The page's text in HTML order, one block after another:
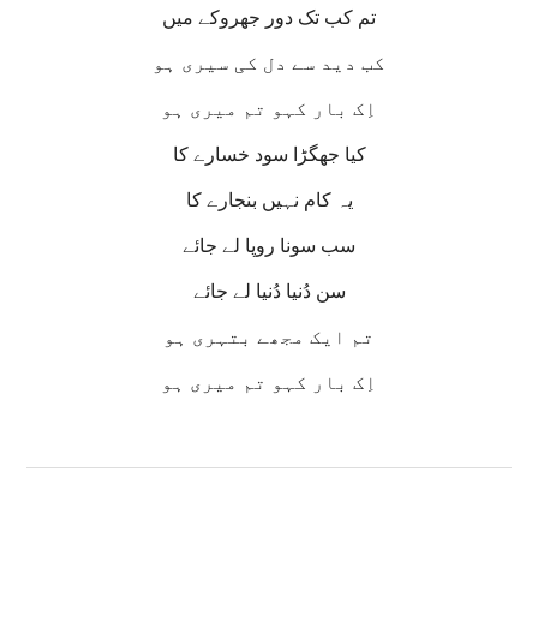
تم کب تک دور جھروکے میں
کب دید سے دل کی سیری ہو
اِک بار کہو تم میری ہو
کیا جھگڑا سود خسارے کا
یہ کام نہیں بنجارے کا
سب سونا روپا لے جائے
سن دُنیا دُنیا لے جائے
تم ایک مجھے بتہری ہو
اِک بار کہو تم میری ہو